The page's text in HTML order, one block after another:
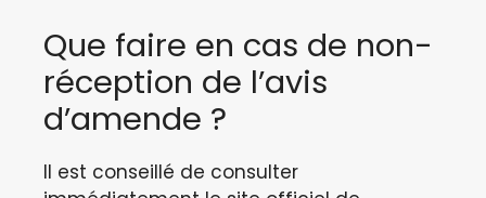
Que faire en cas de non-
réception de l’avis
d’amende ?
Il est conseillé de consulter